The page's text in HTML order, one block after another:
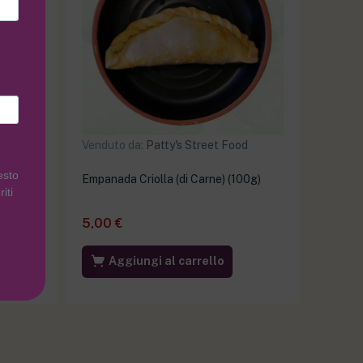
di
Venduto da: Patty's Street Food
Empanada Criolla (di Carne) (100g)
5,00 €
Aggiungi al carrello